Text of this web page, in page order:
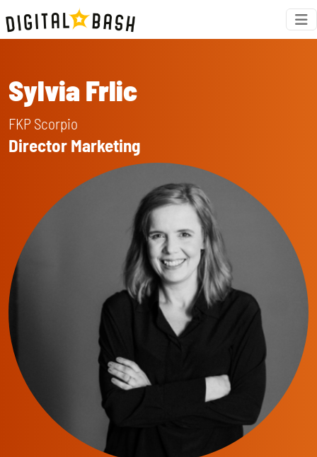
Sylvia Frlic
FKP Scorpio
Director Marketing